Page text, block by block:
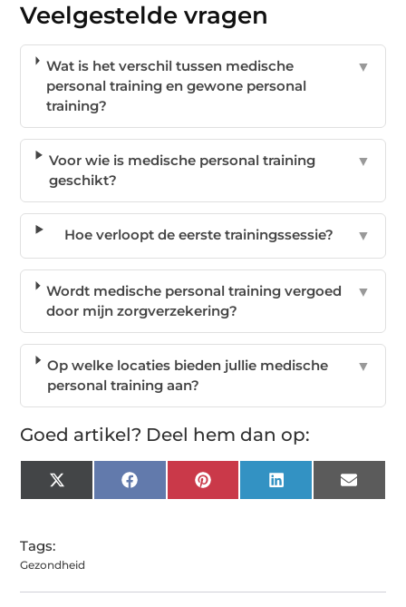
Veelgestelde vragen
Wat is het verschil tussen medische
personal training en gewone personal
training?
▼
Voor wie is medische personal training
geschikt?
▼
Hoe verloopt de eerste trainingssessie? ▼
Wordt medische personal training vergoed
door mijn zorgverzekering?
▼
Op welke locaties bieden jullie medische
personal training aan?
▼
Goed artikel? Deel hem dan op:
X
(Twitter)
FacebookPinterest LinkedIn Email
Tags:
Gezondheid